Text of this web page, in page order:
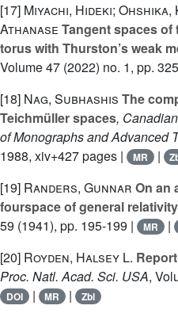
[17] Miyachi, Hideki; Ohshika,
Athanase Tangent spaces of
torus with Thurston’s weak
Volume 47 (2022) no. 1, pp.
[18] Nag, Subhashis The
Teichmüller spaces,
of Monographs and Advanced
1988, xiv+427 pages |
MR |
[19] Randers, Gunnar On an
fourspace of general relativity
59 (1941), pp. 195-199 | MR |
[20] Royden, Halsey L.
Proc. Natl. Acad. Sci. USA,
DOI | MR | Zbl